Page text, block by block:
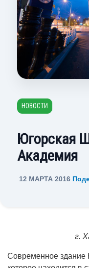
НОВОСТИ
Югорская
Академия
12 МАРТА 2016
г.
Современное здание